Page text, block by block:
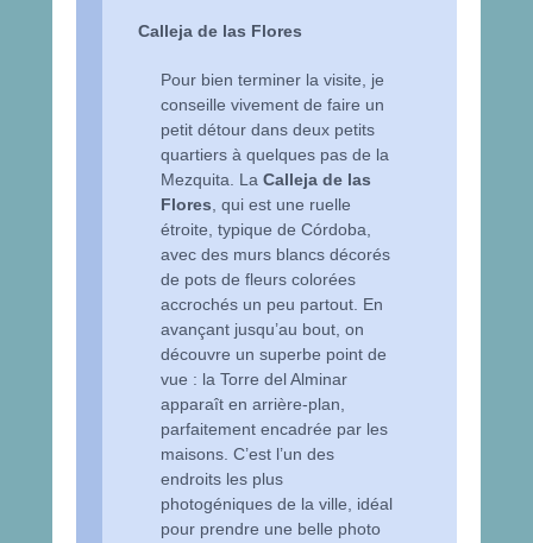
Calleja de las Flores
Pour bien terminer la visite, je
conseille vivement de faire un
petit détour dans deux petits
quartiers à quelques pas de la
Mezquita. LaCalleja de las
Flores , qui est une ruelle
étroite, typique de Córdoba,
avec des murs blancs décorés
de pots de fleurs colorées
accrochés un peu partout. En
avançant jusqu’au bout, on
découvre un superbe point de
vue : la Torre del Alminar
apparaît en arrière-plan,
parfaitement encadrée par les
maisons. C’est l’un des
endroits les plus
photogéniques de la ville, idéal
pour prendre une belle photo